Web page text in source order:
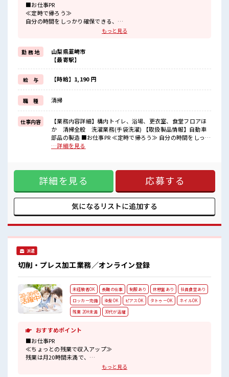
■お仕事PR
≪定時で帰ろう≫
自分の時間をしっかり確保できる、
基本的に髪色自由で明るすぎたり奇抜でなければOKです！
(規定有)≪ラクラク制服アリ≫
制服があるので、
毎日の服装の悩み解消♪
≪初めての仕事だけど自分にもできそう≫
新しいことにチャレンジするのは不安だけど、
しっかり働く環境が整っています！
イチからスキルUP・ステップUP目指していきましょう！
≪自分に合った期間で働ける≫
福利厚生が整った派遣のお仕事です！
■職場の雰囲気
キバツ過ぎなければ髪色・髪型は自由！
時間があれば昼寝もしちゃおう！
ロッカーあり！
安心してお仕事に集中♪
もっと見る
勤 務 地
山梨県韮崎市
【最寄駅】
給 与 【時給】1,190 円
職 種 清掃
仕事内容
【業務内容詳細】構内トイレ、浴場、更衣室、食堂フロアほ
か 清掃全般 洗濯業務(手袋洗濯) 【取扱製品情報】自動車
部品の製造 ■お仕事PR ≪定時で帰ろう≫ 自分の時間をしっか
り確保できる、 残業基本ナシのお仕事♪ ≪髪型自由≫ 基本的
み解消♪ ≪初めての仕事だけど自分にもできそう≫ 新しいこ
とにチャレンジするのは不安だけど、 しっかり働く環境が整
っています！ イチからスキルUP・ステップUP目指していき
ましょう！ ≪自分に合った期間で働ける≫ 福利厚生が整った
派遣のお仕事です！ ■職場の雰囲気 キバツ過ぎなければ髪
色・髪型は自由！ あなたの個性を大事にできます♪ 休憩室で
り！ 安心してお仕事に集中♪
…詳細を見る
詳細を見る 応募する
気になるリストに追加する
派遣
切削・プレス加工業務／オンライン登録
未経験者OK 長期の仕事 制服あり 休憩室あり
社員食堂あり
ロッカー完備
染髪OK ピアスOK タトゥーOK
ネイルOK
残業 20H未満
30代が活躍
おすすめポイント
■お仕事PR
≪ちょっとの残業で収入アップ≫
残業は月20時間未満で、
もっと見る